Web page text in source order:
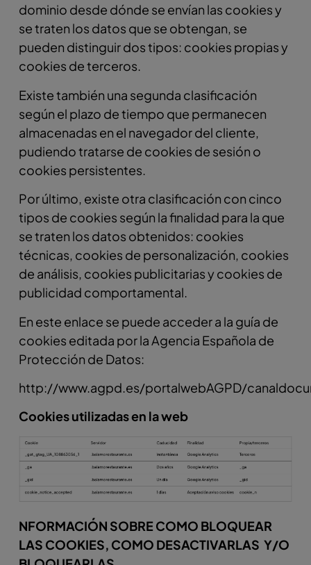
dominio desde dónde se envían las cookies y
se traten los datos que se obtengan, se
pueden distinguir dos tipos: cookies propias y
cookies de terceros.
Existe también una segunda clasificación
según el plazo de tiempo que permanecen
almacenadas en el navegador del cliente,
pudiendo tratarse de cookies de sesión o
cookies persistentes.
Por último, existe otra clasificación con cinco
tipos de cookies según la finalidad para la que
se traten los datos obtenidos: cookies
técnicas, cookies de personalización, cookies
de análisis, cookies publicitarias y cookies de
publicidad comportamental.
En este enlace se puede acceder a la guía de
cookies editada por la Agencia Española de
Protección de Datos:
http://www.agpd.es/portalwebAGPD/
Cookies utilizadas en la web
NFORMACIÓN SOBRE COMO BLOQUEAR
LAS COOKIES, COMO DESACTIVARLAS Y/O